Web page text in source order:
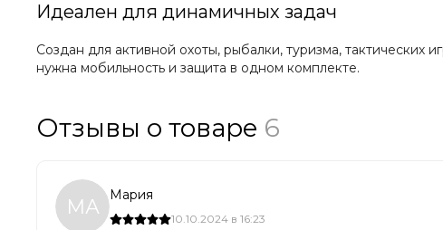
Идеален для динамичных задач
Создан для активной охоты, рыбалки, туризма, тактических
нужна мобильность и защита в одном комплекте.
Отзывы о товаре 6
МА Мария
10.10.2024 в 16:23